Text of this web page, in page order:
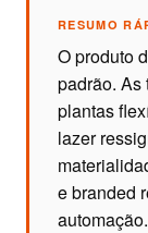
RESUMO
O produto
padrão. As
plantas
lazer
e branded